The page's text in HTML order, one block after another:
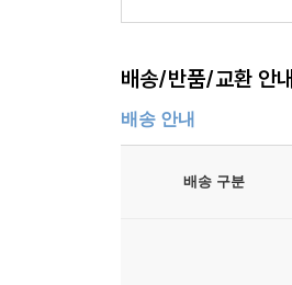
배송/반품/교환 안내
배송 안내
배송 구분